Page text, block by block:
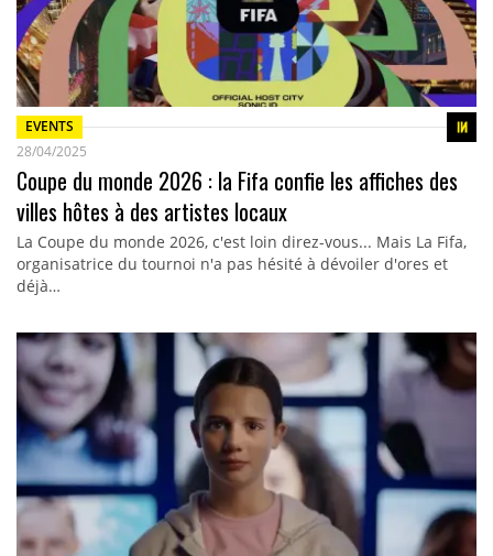
EVENTS
28/04/2025
Coupe du monde 2026 : la Fifa confie les affiches des
villes hôtes à des artistes locaux
La Coupe du monde 2026, c'est loin direz-vous... Mais La Fifa,
organisatrice du tournoi n'a pas hésité à dévoiler d'ores et
déjà…